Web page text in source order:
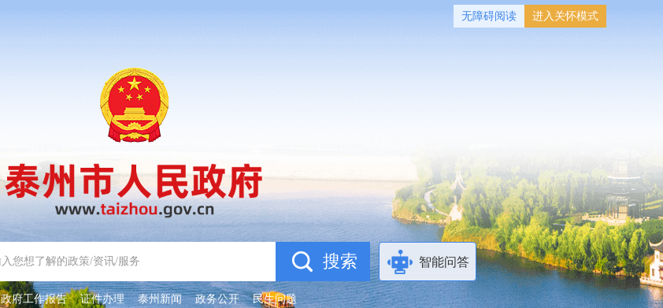
无障碍阅读 进入关怀模式
智能问答
政府工作报告 证件办理 泰州新闻 政务公开 民生问题